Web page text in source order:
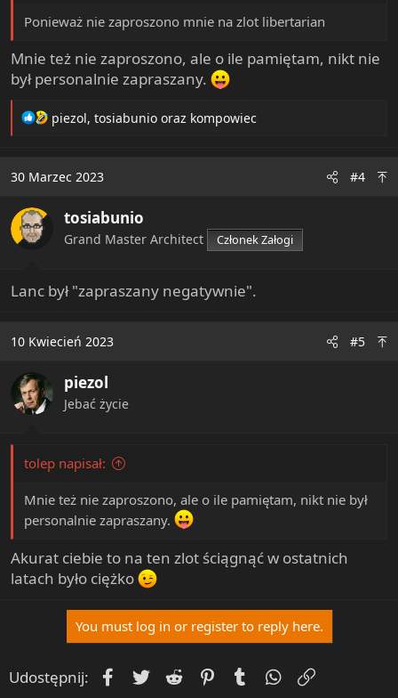
Ponieważ nie zaproszono mnie na zlot libertarian
Mnie też nie zaproszono, ale o ile pamiętam, nikt nie
był personalnie zapraszany.
R
t
piezol, tosiabunio oraz kompowiec
30 Marzec 2023 #4
tosiabunio
Grand Master Architect Członek Załogi
Lanc był "zapraszany negatywnie".
10 Kwiecień 2023 #5
piezol
Jebać życie
tolep napisał:
Mnie też nie zaproszono, ale o ile pamiętam, nikt nie był
personalnie zapraszany.
Akurat ciebie to na ten zlot ściągnąć w ostatnich
latach było ciężko
You must log in or register to reply here.
Udostępnij: Facebook
Twitter Reddit PinterestTumblrWhatsApp